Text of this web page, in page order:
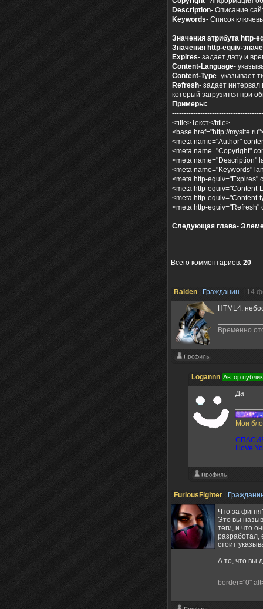
Description- Описание
Keywords- Список
Значения атрибута http-
Значения http-equiv-
Expires- задает дату и
Content-Language-
Content-Type- указывает
Refresh- задает интервал
который загрузится при
Примеры:
<title>Текст</title>
<base href="http://
<meta name="Author"
<meta name="Copyright"
<meta name="Description"
<meta name="Keywords"
<meta http-equiv="Expires"
<meta http-equiv="Content-
<meta http-equiv="Content-
<meta http-equiv="Refresh"
Следующая глава-
Всего комментариев: 20
Raiden Гражданин
| 14
HTML4.
Временно
Logannn Автор
Да
Мои
I loVe
FuriousFighter
Что за
Это вы
теги, и что
разработал,
стоит
А то, что вы
border="0"